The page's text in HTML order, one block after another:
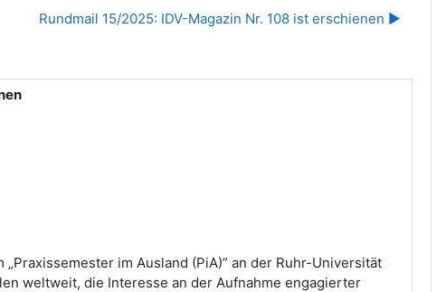
Rundmail 15/2025: IDV-Magazin Nr. 108 ist erschienen ▶︎
im Ausland (PiA)” an der Ruhr-Universität
weltweit, die Interesse an der Aufnahme engagierter